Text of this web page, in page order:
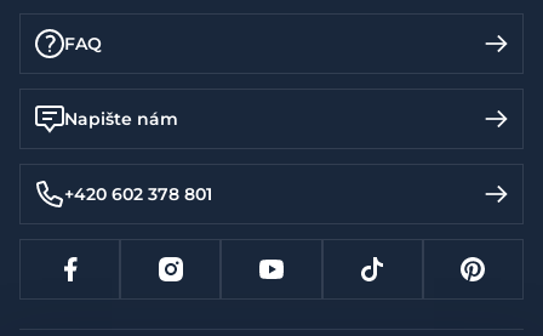
FAQ
Napište nám
+420 602 378 801